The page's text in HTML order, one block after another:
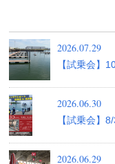
2026.07.29
【試乗会】
2026.06.30
【試乗会】
2026.06.29